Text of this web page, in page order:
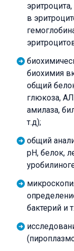
в
биохимия
общий
глюкоза,
амилаза,
т.д);
общий
рН, белок,
бактерий и